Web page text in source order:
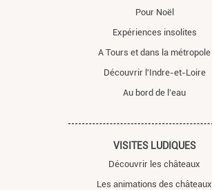
Pour Noël
Expériences insolites
A Tours et dans la métropole
Découvrir l'Indre-et-Loire
Au bord de l'eau
VISITES LUDIQUES
Découvrir les châteaux
Les animations des châteaux